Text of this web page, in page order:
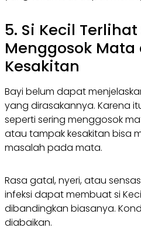
5. Si Kecil
Menggosok
Kesakitan
Bayi belum dapat
yang dirasakannya. Karena
seperti sering menggosok
atau tampak kesakitan bisa
masalah pada mata.
Rasa gatal, nyeri, atau
infeksi dapat membuat si
dibandingkan biasanya.
diabaikan.